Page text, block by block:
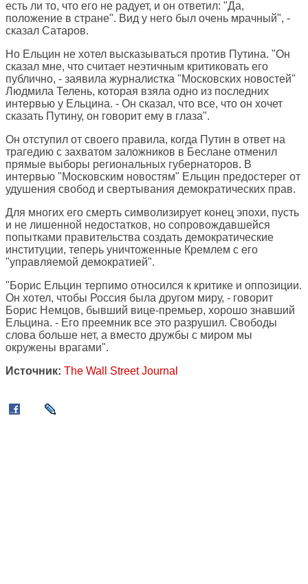
есть ли то, что его не радует, и он ответил: "Да,
положение в стране". Вид у него был очень мрачный", -
сказал Сатаров.
Но Ельцин не хотел высказываться против Путина. "Он
сказал мне, что считает неэтичным критиковать его
публично, - заявила журналистка "Московских новостей"
Людмила Телень, которая взяла одно из последних
интервью у Ельцина. - Он сказал, что все, что он хочет
сказать Путину, он говорит ему в глаза".
Он отступил от своего правила, когда Путин в ответ на
трагедию с захватом заложников в Беслане отменил
прямые выборы региональных губернаторов. В
интервью "Московским новостям" Ельцин предостерег от
удушения свобод и свертывания демократических прав.
Для многих его смерть символизирует конец эпохи, пусть
и не лишенной недостатков, но сопровождавшейся
попытками правительства создать демократические
институции, теперь уничтоженные Кремлем с его
"управляемой демократией".
"Борис Ельцин терпимо относился к критике и оппозиции.
Он хотел, чтобы Россия была другом миру, - говорит
Борис Немцов, бывший вице-премьер, хорошо знавший
Ельцина. - Его преемник все это разрушил. Свободы
слова больше нет, а вместо дружбы с миром мы
окружены врагами".
Источник: The Wall Street Journal